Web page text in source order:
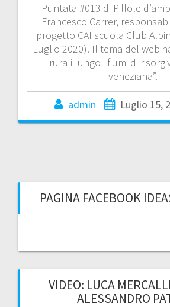
Puntata #013 di Pillole
Francesco Carrer,
progetto CAI scuola Club
Luglio 2020). Il tema del
rurali lungo i fiumi di
veneziana”.
admin Luglio 15,
PAGINA FACEBOOK
VIDEO: LUCA
ALESSANDRO